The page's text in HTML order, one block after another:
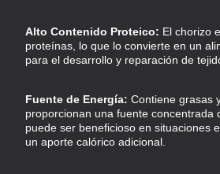
Alto Contenido Proteico: El chorizo
proteínas, lo que lo convierte en un
para el desarrollo y reparación de
Fuente de Energía: Contiene grasas
proporcionan una fuente concentrada
puede ser beneficioso en situaciones
un aporte calórico adicional.